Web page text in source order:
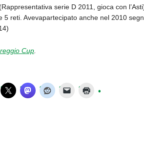
serie D 2011, gioca con
5 reti. Avevapartecipato anche nel 2010
Cup.